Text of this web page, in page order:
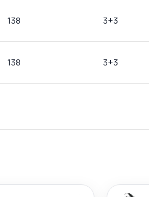
138 3+3
138 3+3